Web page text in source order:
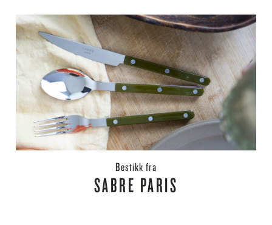
bestikk fra
SABRE PARIS